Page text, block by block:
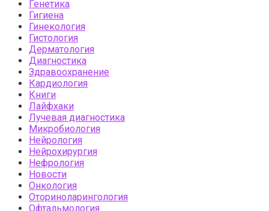
Генетика
Гигиена
Гинекология
Гистология
Дерматология
Диагностика
Здравоохранение
Кардиология
Книги
Лайфхаки
Лучевая диагностика
Микробиология
Нейрология
Нейрохирургия
Нефрология
Новости
Онкология
Оториноларингология
Офтальмология